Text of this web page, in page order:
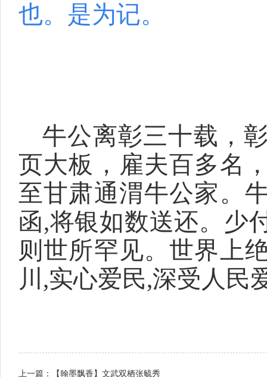
也。是为记。
牛公离彰三十载，
页大板，雇夫百多名
至甘肃通渭牛公家。
函,将银如数送还。少
则世所罕见。世界上
川,实心爱民,深受人民
上一篇： 【翰墨飘香】文武双栖张毓秀